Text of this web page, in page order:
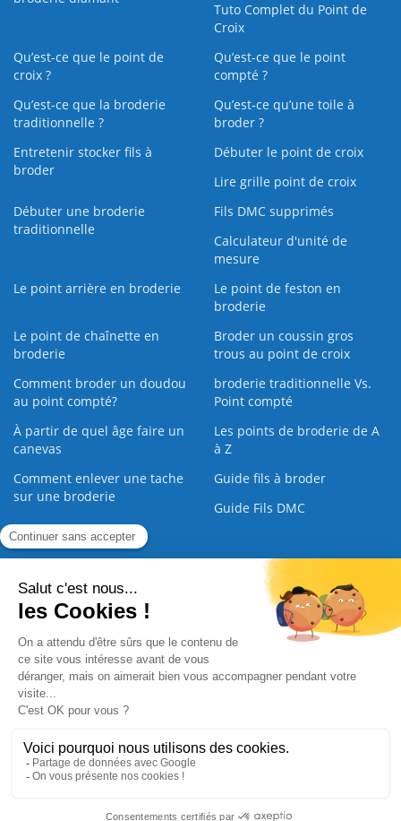
Tuto Complet du Point de
Croix
Qu’est-ce que le point de
croix ?
Qu’est-ce que le point
compté ?
Qu’est-ce que la broderie
traditionnelle ?
Qu’est‑ce qu’une toile à
broder ?
Entretenir stocker fils à
broder
Débuter le point de croix
Lire grille point de croix
Débuter une broderie
traditionnelle
Fils DMC supprimés
Calculateur d'unité de
mesure
Le point arrière en broderie
Le point de feston en
broderie
Le point de chaînette en
broderie
Broder un coussin gros
trous au point de croix
Comment broder un doudou
au point compté?
broderie traditionnelle Vs.
Point compté
À partir de quel âge faire un
canevas
Les points de broderie de A
à Z
Comment enlever une tache
sur une broderie
Guide fils à broder
Guide Fils DMC
Guide de la Broderie
Commande Papier Qui sommes nous Nous contacter |
Paiement sécurisé
2008 - 2026 © CreaMagic. ALL Rights Reserved.